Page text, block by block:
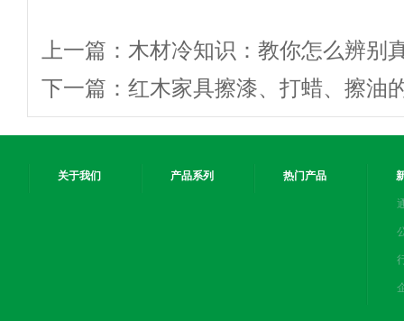
上一篇： 木材冷知识：教你怎么辨别
下一篇： 红木家具擦漆、打蜡、擦油
关于我们 产品系列 热门产品